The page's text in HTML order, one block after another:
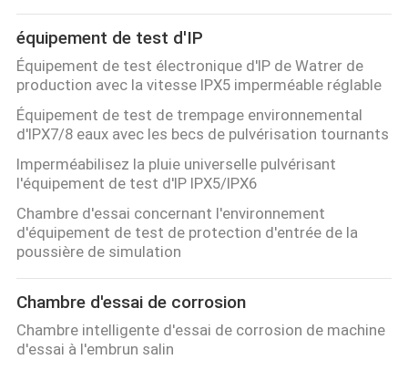
équipement de test d'IP
Équipement de test électronique d'IP de Watrer de
production avec la vitesse IPX5 imperméable réglable
Équipement de test de trempage environnemental
d'IPX7/8 eaux avec les becs de pulvérisation tournants
Imperméabilisez la pluie universelle pulvérisant
l'équipement de test d'IP IPX5/IPX6
Chambre d'essai concernant l'environnement
d'équipement de test de protection d'entrée de la
poussière de simulation
Chambre d'essai de corrosion
Chambre intelligente d'essai de corrosion de machine
d'essai à l'embrun salin